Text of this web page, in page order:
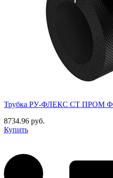
Трубка РУ-ФЛЕКС СТ ПРОМ
8734.96 руб.
Купить